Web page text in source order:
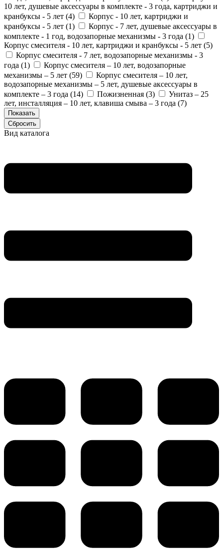
10 лет, душевые аксессуары в комплекте - 3 года, картриджи и
кранбуксы - 5 лет (4)
Корпус - 10 лет, картриджи и
кранбуксы - 5 лет (1)
Корпус - 7 лет, душевые аксессуары в
комплекте - 1 год, водозапорные механизмы - 3 года (1)
Корпус смесителя - 10 лет, картриджи и кранбуксы - 5 лет (5)
Корпус смесителя - 7 лет, водозапорные механизмы - 3
года (1)
Корпус смесителя – 10 лет, водозапорные
механизмы – 5 лет (59)
Корпус смесителя – 10 лет,
водозапорные механизмы – 5 лет, душевые аксессуары в
комплекте – 3 года (14) Пожизненная (3)
Унитаз – 25
лет, инсталляция – 10 лет, клавиша смыва – 3 года (7)
Вид каталога